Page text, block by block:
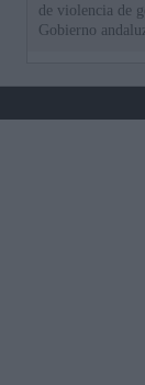
de violencia de
Gobierno